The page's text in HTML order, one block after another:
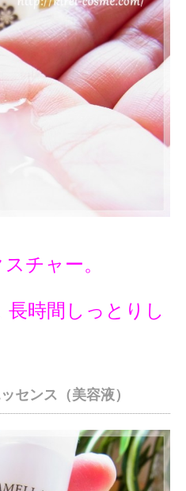
チャー。
長時間しっとりし
センス（美容液）